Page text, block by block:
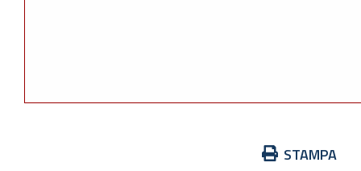
STAMPA